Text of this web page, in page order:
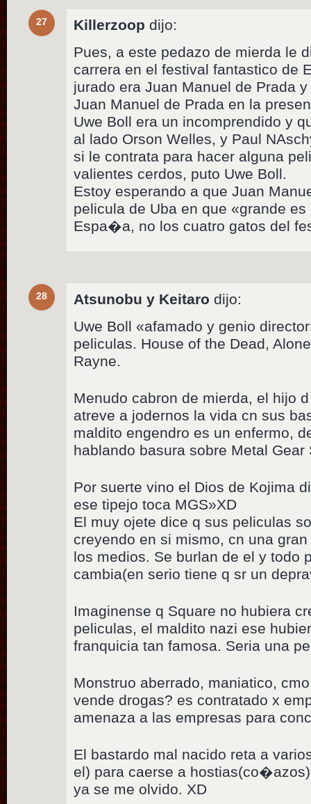
27 Killerzoop dijo:
Pues, a este pedazo de mierda le
carrera en el festival fantastico de
jurado era Juan Manuel de Prada
Juan Manuel de Prada en la
Uwe Boll era un incomprendido y
al lado Orson Welles, y Paul
si le contrata para hacer alguna
valientes cerdos, puto Uwe Boll.
Estoy esperando a que Juan
pelicula de Uba en que «grande
Espa�a, no los cuatro gatos del
28 Atsunobu y Keitaro dijo:
Uwe Boll «afamado y genio
peliculas. House of the Dead,
Rayne.
Menudo cabron de mierda, el hijo
atreve a jodernos la vida cn sus
maldito engendro es un enfermo,
hablando basura sobre Metal Gear
Por suerte vino el Dios de Kojima
ese tipejo toca MGS»XD
El muy ojete dice q sus peliculas
creyendo en si mismo, cn una
los medios. Se burlan de el y todo
cambia(en serio tiene q sr un
Imaginense q Square no hubiera
peliculas, el maldito nazi ese
franquicia tan famosa. Seria una
Monstruo aberrado, maniatico,
vende drogas? es contratado x
amenaza a las empresas para
El bastardo mal nacido reta a
el) para caerse a
ya se me olvido. XD